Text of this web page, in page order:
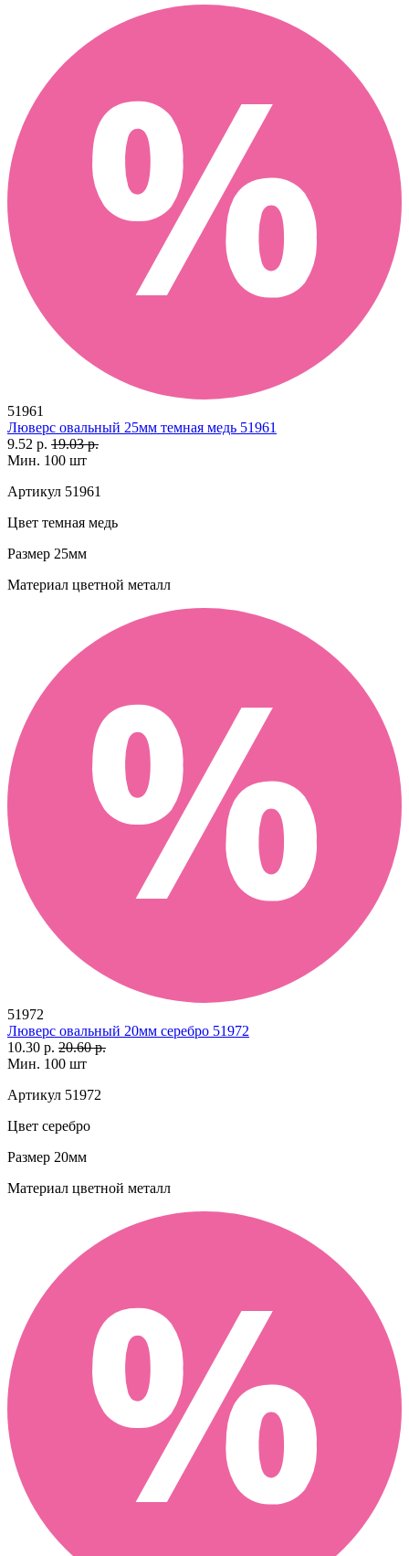
51961
Люверс овальный 25мм темная медь 51961
9.52 р. 19.03 р.
Мин. 100 шт
Артикул 51961
Цвет темная медь
Размер 25мм
Материал цветной металл
51972
Люверс овальный 20мм серебро 51972
10.30 р. 20.60 р.
Мин. 100 шт
Артикул 51972
Цвет серебро
Размер 20мм
Материал цветной металл